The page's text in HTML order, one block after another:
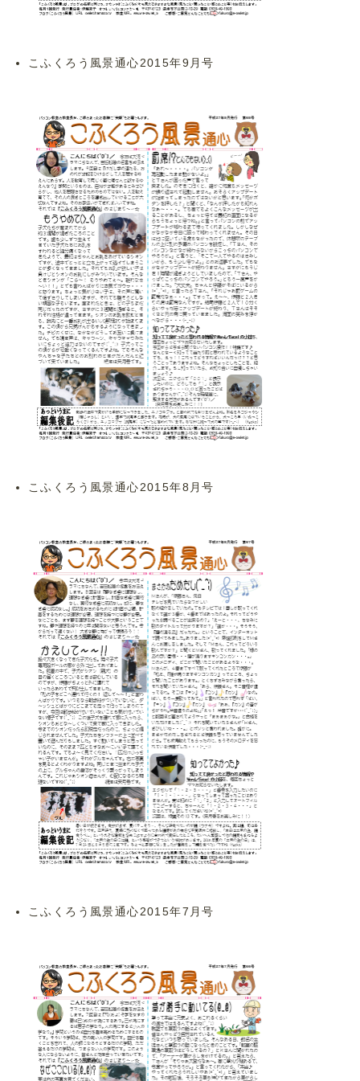
こふくろう風景通心2015年9月号
こふくろう風景通心2015年8月号
こふくろう風景通心2015年7月号